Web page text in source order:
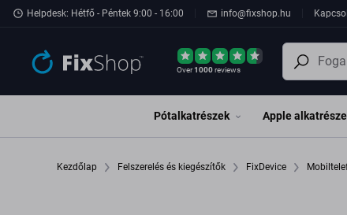
Ugrás az oldal fő részéhez
Helpdesk: Hétfő - Péntek 9:00 - 16:00 info@fixshop.hu
Over1000reviews
Pótalkatrészek Apple
Kezdőlap Felszerelés és kiegészítők FixDevice